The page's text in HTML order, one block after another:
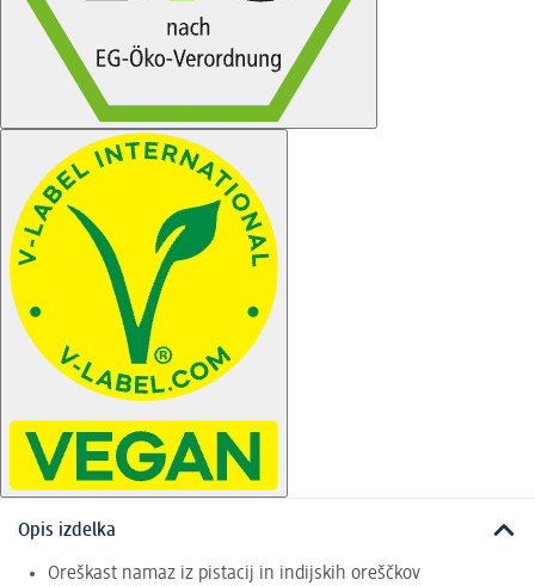
Opis izdelka
Oreškast namaz iz pistacij in indijskih oreščkov